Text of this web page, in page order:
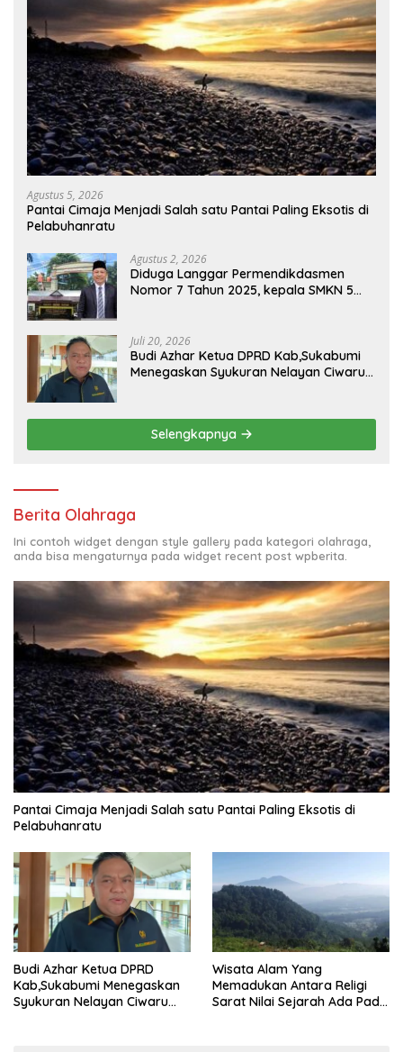
Agustus 5, 2026
Pantai Cimaja Menjadi Salah satu Pantai Paling Eksotis di
Pelabuhanratu
Agustus 2, 2026
Diduga Langgar Permendikdasmen
Nomor 7 Tahun 2025, kepala SMKN 5
Juli 20, 2026
Budi Azhar Ketua DPRD Kab,Sukabumi
Menegaskan Syukuran Nelayan Ciwaru
Rumput
Selengkapnya
Berita Olahraga
Ini contoh widget dengan style gallery pada kategori olahraga,
anda bisa mengaturnya pada widget recent post wpberita.
Pantai Cimaja Menjadi Salah satu Pantai Paling Eksotis di
Pelabuhanratu
Budi Azhar Ketua DPRD
Kab,Sukabumi Menegaskan
Syukuran Nelayan Ciwaru
Wisata Alam Yang
Memadukan Antara Religi
Sarat Nilai Sejarah Ada Pada